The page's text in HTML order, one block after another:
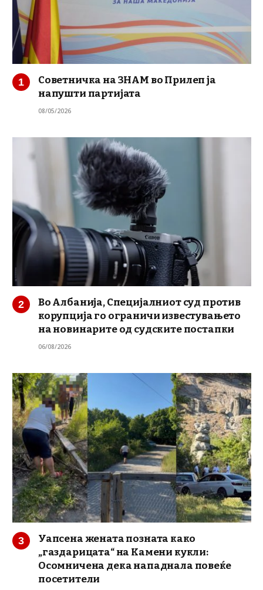
Советничка на ЗНАМ во Прилеп ја
напушти партијата
08/05/2026
Во Албанија, Специјалниот суд против
корупција го ограничи известувањето
на новинарите од судските постапки
06/08/2026
Уапсена жената позната како
„газдарицата“ на Камени кукли:
Осомничена дека нападнала повеќе
посетители